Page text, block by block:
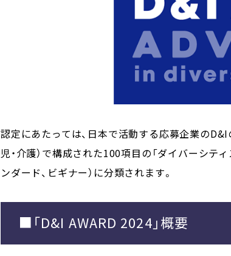
認定にあたっては、日本で活動する応募企業のD&I
児・介護）で構成された100項目の「ダイバーシテ
ンダード、ビギナー）に分類されます。
■「D&I AWARD 2024」概要